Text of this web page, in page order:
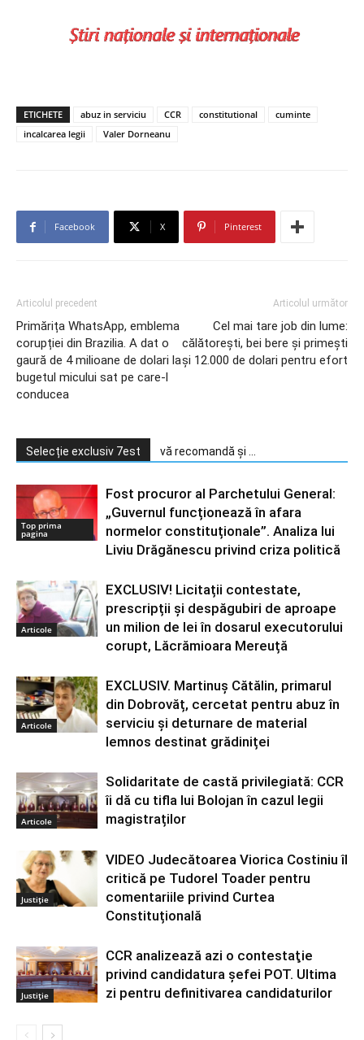
ETICHETE abuz in serviciu CCR constitutional
cuminte
incalcarea legii
Valer Dorneanu
Facebook X Pinterest
Articolul precedent
Primărița WhatsApp, emblema
corupției din Brazilia. A dat o
gaură de 4 milioane de dolari la
bugetul micului sat pe care-l
conducea
Articolul următor
Cel mai tare job din lume:
călătorești, bei bere și primești
și 12.000 de dolari pentru efort
Selecție exclusiv 7est vă recomandă și ...
Top prima
pagina
Fost procuror al Parchetului General:
„Guvernul funcționează în afara
normelor constituționale”. Analiza lui
Liviu Drăgănescu privind criza politică
Articole
EXCLUSIV! Licitații contestate,
prescripții și despăgubiri de aproape
un milion de lei în dosarul executorului
corupt, Lăcrămioara Mereuță
Articole
EXCLUSIV. Martinuș Cătălin, primarul
din Dobrovăț, cercetat pentru abuz în
serviciu și deturnare de material
lemnos destinat grădiniței
Articole
Solidaritate de castă privilegiată: CCR
îi dă cu tifla lui Bolojan în cazul legii
magistraților
Justiție
VIDEO Judecătoarea Viorica Costiniu îl
critică pe Tudorel Toader pentru
comentariile privind Curtea
Constituțională
Justiție
CCR analizează azi o contestaţie
privind candidatura şefei POT. Ultima
zi pentru definitivarea candidaturilor